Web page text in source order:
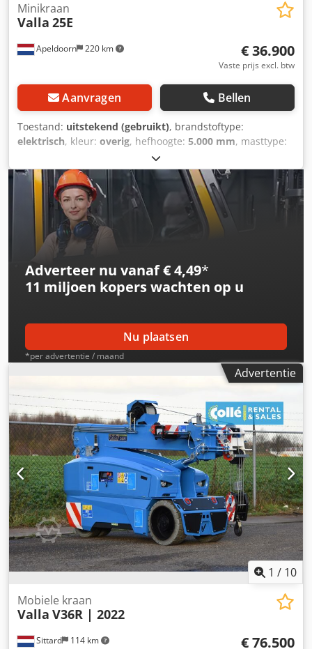
Apeldoorn 220 km
Minikraan
Valla 25E
€ 36.900
Vaste prijs excl. btw
Aanvragen Bellen
Toestand: uitstekend (gebruikt), brandstoftype:
elektrisch, kleur: overig, hefhoogte: 5.000 mm, masttype:
2021, bedrijfsturen:
Bouwjaar: 2021 Aandrijving: Wiel Leeggewicht: 2.400 kg
Afmetingen (L x B x H): 226 x 95 x 169 cm Hefcapaciteit:
2.500 kg Maximaal bereik: 260 cm CE-markering: ja
Technische staat: zeer goed Optische staat: zeer goed
Algemeen Land van productie: Italië Dsdpexrvtnsfx Akvowa
Staat CE-type: CE
Adverteer nu vanaf € 4,49*
11 miljoen koperswachten op u
Nu plaatsen
*per advertentie / maand
Advertentie
1 / 10
Sittard 114 km
Mobiele kraan
Valla V36R | 2022
€ 76.500